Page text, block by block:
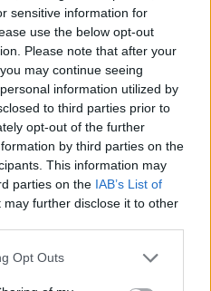
sensitive information for
use the below opt-out
Please note that after your
may continue seeing
information utilized by
to third parties prior to
opt-out of the further
by third parties on the
This information may
parties on the IAB’s List of
may further disclose it to other
Opt Outs